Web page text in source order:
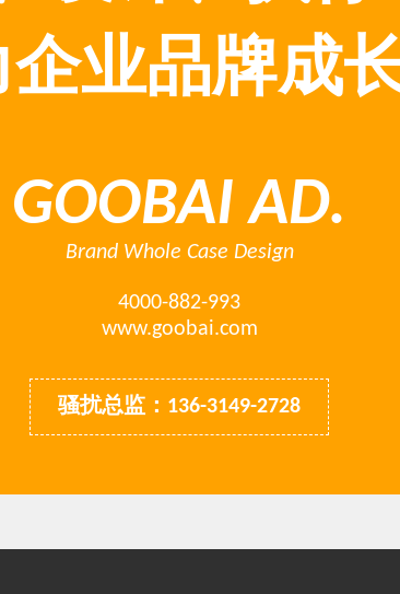
业品牌成长
GOOBAI AD.
Brand Whole Case Design
4000-882-993
www.goobai.com
骚扰总监：136-3149-2728